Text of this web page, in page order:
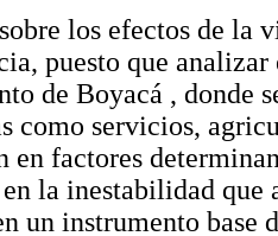
los efectos de la
puesto que
de Boyacá , donde
como servicios,
en factores
la inestabilidad que
un instrumento base